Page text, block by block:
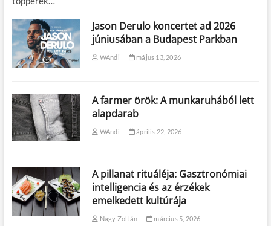
Jason Derulo koncertet ad 2026
júniusában a Budapest Parkban
WAndi május 13, 2026
A farmer örök: A munkaruhából lett
alapdarab
WAndi április 22, 2026
A pillanat rituáléja: Gasztronómiai
intelligencia és az érzékek
emelkedett kultúrája
Nagy Zoltán március 5, 2026